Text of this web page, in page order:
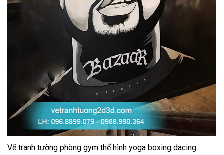
Vẽ tranh tường phòng gym thể hình yoga boxing dacing